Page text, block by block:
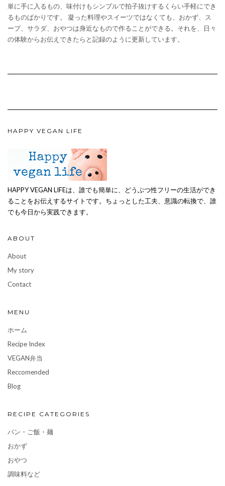
単に手に入るもの、味付けもシンプルで拍子抜けするくらい手軽にでき
るものばかりです。 凝った料理やスイーツではなくても、おかず、ス
ープ、サラダ、おやつは身近なもので作ることができる。それを、日々
の体験からお伝えできたらと記録のように更新しています。
HAPPY VEGAN LIFE
HAPPY VEGAN LIFEは、誰でも簡単に、どうぶつ性フリーの生活ができ
ることをお伝えするサイトです。ちょっとした工夫、意識の転換で、誰
でも今日から実践できます。
ABOUT
About
My story
Contact
MENU
ホーム
Recipe Index
VEGAN弁当
Reccomended
Blog
RECIPE CATEGORIES
パン・ご飯・麺
おかず
おやつ
調味料など